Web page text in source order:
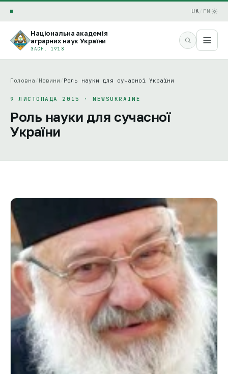
UA EN
Національна академія
аграрних наук України
ЗАСН. 1918
Головна Новини Роль науки для сучасної України
9 ЛИСТОПАДА 2015 · NEWSUKRAINE
Роль науки для сучасної
України